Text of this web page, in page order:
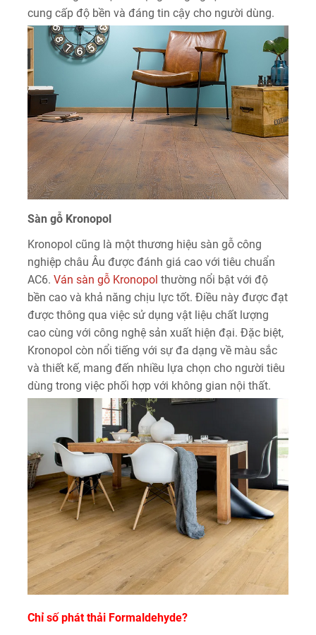
cung cấp độ bền và đáng tin cậy cho người dùng.
Sàn gỗ Kronopol
Kronopol cũng là một thương hiệu sàn gỗ công
nghiệp châu Âu được đánh giá cao với tiêu chuẩn
AC6. Ván sàn gỗ Kronopol thường nổi bật với độ
bền cao và khả năng chịu lực tốt. Điều này được đạt
được thông qua việc sử dụng vật liệu chất lượng
cao cùng với công nghệ sản xuất hiện đại. Đặc biệt,
Kronopol còn nổi tiếng với sự đa dạng về màu sắc
và thiết kế, mang đến nhiều lựa chọn cho người tiêu
dùng trong việc phối hợp với không gian nội thất.
Chỉ số phát thải Formaldehyde?